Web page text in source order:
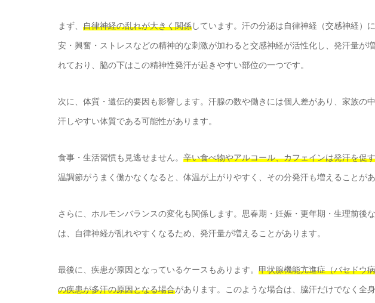
まず、 自律神経の乱れが大きく関係しています。汗の分泌は自律神経（交感神経）
安・興奮・ストレスなどの精神的な刺激が加わると交感神経が活性化し、発汗量が
れており、脇の下はこの精神性発汗が起きやすい部位の一つです。
次に、体質・遺伝的要因も影響します。汗腺の数や働きには個人差があり、家族の
汗しやすい体質である可能性があります。
食事・生活習慣も見逃せません。 辛い食べ物やアルコール、カフェインは発汗を促
温調節がうまく働かなくなると、体温が上がりやすく、その分発汗も増えることがあ
さらに、ホルモンバランスの変化も関係します。思春期・妊娠・更年期・生理前後
は、自律神経が乱れやすくなるため、発汗量が増えることがあります。
最後に、疾患が原因となっているケースもあります。 甲状腺機能亢進症（バセドウ
の疾患が多汗の原因となる場合があります。このような場合は、脇汗だけでなく全